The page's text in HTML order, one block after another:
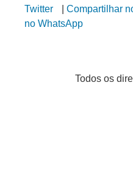
Twitter
Compartilhar
no WhatsApp
Todos os